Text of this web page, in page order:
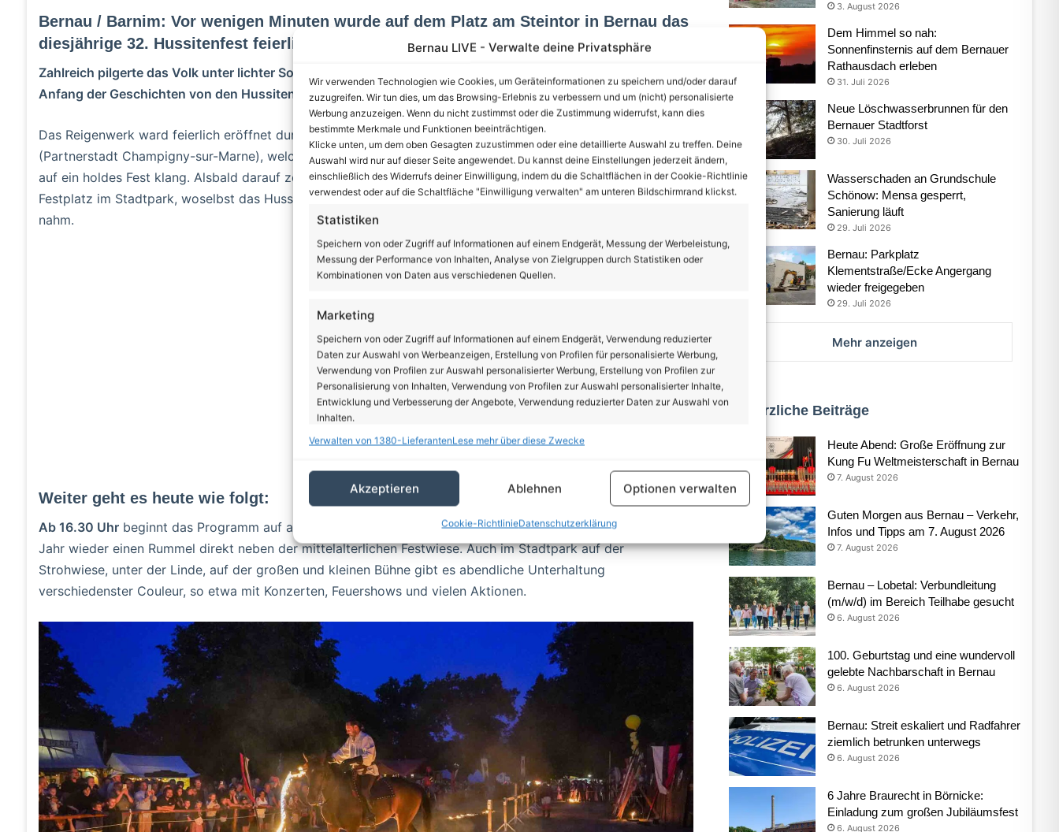
Bernau LIVE - Verwalte deine Privatsphäre
Wir verwenden Technologien wie Cookies, um Geräteinformationen zu speichern und/oder darauf
zuzugreifen. Wir tun dies, um das Browsing-Erlebnis zu verbessern und um (nicht) personalisierte
Werbung anzuzeigen. Wenn du nicht zustimmst oder die Zustimmung widerrufst, kann dies
bestimmte Merkmale und Funktionen beeinträchtigen.
Klicke unten, um dem oben Gesagten zuzustimmen oder eine detaillierte Auswahl zu treffen. Deine
Auswahl wird nur auf dieser Seite angewendet. Du kannst deine Einstellungen jederzeit ändern,
einschließlich des Widerrufs deiner Einwilligung, indem du die Schaltflächen in der Cookie-Richtlinie
verwendest oder auf die Schaltfläche "Einwilligung verwalten" am unteren Bildschirmrand klickst.
Statistiken
Speichern von oder Zugriff auf Informationen auf einem Endgerät, Messung der Werbeleistung,
Messung der Performance von Inhalten, Analyse von Zielgruppen durch Statistiken oder
Kombinationen von Daten aus verschiedenen Quellen.
Marketing
Speichern von oder Zugriff auf Informationen auf einem Endgerät, Verwendung reduzierter
Daten zur Auswahl von Werbeanzeigen, Erstellung von Profilen für personalisierte Werbung,
Verwendung von Profilen zur Auswahl personalisierter Werbung, Erstellung von Profilen zur
Personalisierung von Inhalten, Verwendung von Profilen zur Auswahl personalisierter Inhalte,
Entwicklung und Verbesserung der Angebote, Verwendung reduzierter Daten zur Auswahl von
Inhalten.
Abgleichung und Kombination von Daten aus unterschiedlichen Quellen,
Verknüpfung verschiedener Endgeräte, Identifikation von Endgeräten anhand
Gewährleistung der Sicherheit, Verhinderung und Aufdeckung
von Betrug und Fehlerbehebung, Bereitstellung und Anzeige
von Werbung und Inhalten, Ihre Entscheidungen zum
Datenschutz speichern und übermitteln.
Immer aktiv
Verwalten von 1380-LieferantenLese mehr über diese Zwecke
Akzeptieren Ablehnen Optionen verwalten
Cookie-RichtlinieDatenschutzerklärung
Bernau / Barnim: Vor wenigen Minuten wurde auf dem Platz am Steintor in Bernau das
diesjährige 32. Hussitenfest feierlich eröffnet.
Zahlreich pilgerte das Volk unter lichter Sonne zum Steintorplatz. Ein wunnevolles Spiel enthüllte den
Anfang der Geschichten von den Hussiten.
Das Reigenwerk ward feierlich eröffnet durch die Bürgermeister André Stahl und Laurent Jeanne
(Partnerstadt Champigny-sur-Marne), welche nach altem Herkommen mit einem Krug Bernauer Gerstensaft
auf ein holdes Fest klang. Alsbald darauf zog der mittelalterliche Tross die Berliner Straße entlang gen
Festplatz im Stadtpark, woselbst das Hussitenfest mit mannigfaltigem Kurzweil zeitgleich seinen Anfang
nahm.
Anzeige
Weiter geht es heute wie folgt:
Ab 16.30 Uhrbeginnt das Programm auf all den großen und kleinen Bühnen. Zudem gibt es auch in diesem
Jahr wieder einen Rummel direkt neben der mittelalterlichen Festwiese. Auch im Stadtpark auf der
Strohwiese, unter der Linde, auf der großen und kleinen Bühne gibt es abendliche Unterhaltung
verschiedenster Couleur, so etwa mit Konzerten, Feuershows und vielen Aktionen.
3. August 2026
Dem Himmel so nah:
Sonnenfinsternis auf dem Bernauer
Rathausdach erleben
31. Juli 2026
Neue Löschwasserbrunnen für den
Bernauer Stadtforst
30. Juli 2026
Wasserschaden an Grundschule
Schönow: Mensa gesperrt,
Sanierung läuft
29. Juli 2026
Bernau: Parkplatz
Klementstraße/Ecke Angergang
wieder freigegeben
29. Juli 2026
Mehr anzeigen
Kürzliche Beiträge
Heute Abend: Große Eröffnung zur
Kung Fu Weltmeisterschaft in Bernau
7. August 2026
Guten Morgen aus Bernau – Verkehr,
Infos und Tipps am 7. August 2026
7. August 2026
Bernau – Lobetal: Verbundleitung
(m/w/d) im Bereich Teilhabe gesucht
6. August 2026
100. Geburtstag und eine wundervoll
gelebte Nachbarschaft in Bernau
6. August 2026
Bernau: Streit eskaliert und Radfahrer
ziemlich betrunken unterwegs
6. August 2026
6 Jahre Braurecht in Börnicke:
Einladung zum großen Jubiläumsfest
6. August 2026